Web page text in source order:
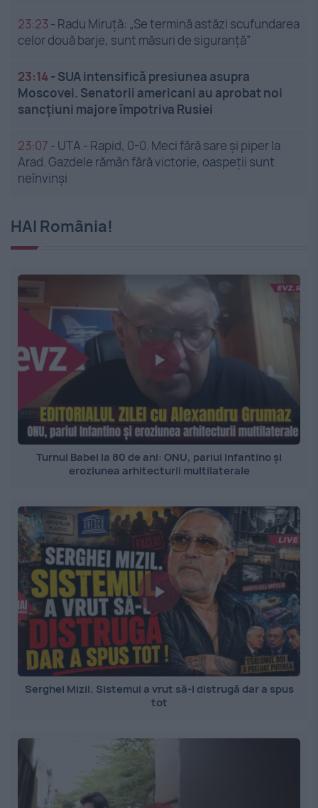
23:23 - Radu Miruță: „Se termină astăzi scufundarea
celor două barje, sunt măsuri de siguranţă”
23:14- SUA intensifică presiunea asupra
Moscovei. Senatorii americani au aprobat noi
sancțiuni majore împotriva Rusiei
23:07 - UTA - Rapid, 0-0. Meci fără sare și piper la
Arad. Gazdele rămân fără victorie, oaspeții sunt
neînvinși
HAI România!
Turnul Babel la 80 de ani: ONU, pariul Infantino și
eroziunea arhitecturii multilaterale
Serghei Mizil. Sistemul a vrut să-l distrugă dar a spus
tot